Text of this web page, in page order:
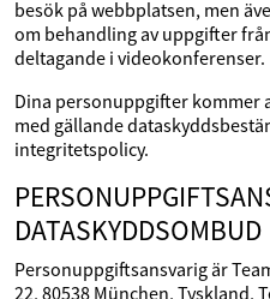
besök på webbplatsen, men
om behandling av uppgifter
deltagande i videokonferenser.
Dina personuppgifter kommer
med gällande
integritetspolicy.
DATASKYDDSOMBUD
Personuppgiftsansvarig är
22, 80538 München, Tyskland,